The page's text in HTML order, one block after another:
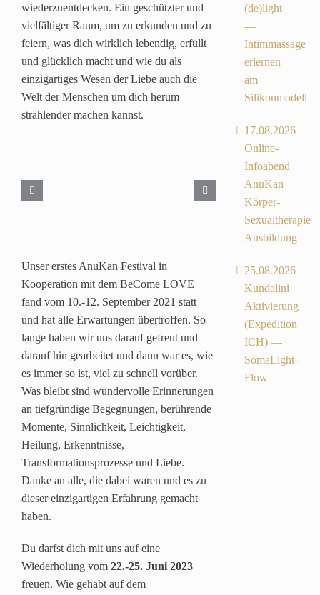
wiederzuentdecken. Ein geschützter und
vielfältiger Raum, um zu erkunden und zu
feiern, was dich wirklich lebendig, erfüllt
und glücklich macht und wie du als
einzigartiges Wesen der Liebe auch die
Welt der Menschen um dich herum
strahlender machen kannst.
Unser erstes AnuKan Festival in
Kooperation mit dem BeCome LOVE
fand vom 10.-12. September 2021 statt
und hat alle Erwartungen übertroffen. So
lange haben wir uns darauf gefreut und
darauf hin gearbeitet und dann war es, wie
es immer so ist, viel zu schnell vorüber.
Was bleibt sind wundervolle Erinnerungen
an tiefgründige Begegnungen, berührende
Momente, Sinnlichkeit, Leichtigkeit,
Heilung, Erkenntnisse,
Transformationsprozesse und Liebe.
Danke an alle, die dabei waren und es zu
dieser einzigartigen Erfahrung gemacht
haben.
Du darfst dich mit uns auf eine
Wiederholung vom 22.-25. Juni 2023
freuen. Wie gehabt auf dem
(de)light
—
Intimmassage
erlernen
am
Silikonmodell
17.08.2026
Online-
Infoabend
AnuKan
Körper-
Sexualtherapie
Ausbildung
25.08.2026
Kundalini
Aktivierung
(Expedition
ICH) —
SomaLight-
Flow